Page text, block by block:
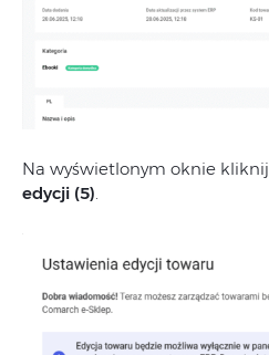
Na wyświetlonym oknie kliknij
edycji (5)